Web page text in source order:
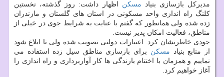
مدیركل بازسازی بنیاد مسكن اظهار داشت: روز گذشته، نخستین
كلنگ راه اندازی واحد مسكونی در استان های گلستان و مازندران
زده شده ولی همانطور كه گفتم با عنایت به شرایط جوی در خیلی از
مناطق، فعالیت امكان پذیر نیست.
جودی خاطرنشان كرد: اعتبارات دولتی تصویب شده ولی تا ابلاغ شود
از منابع بنیاد مسكن برای بازسازی مناطق سیل زده استفاده می
نماییم و همزمان با اختتام بارندگی ها كار آواربرداری و راه اندازی را
آغاز خواهیم كرد.